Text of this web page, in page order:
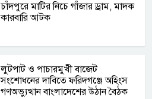
চাঁদপুরে মাটির নিচে গাঁজার ড্রাম, মাদক
কারবারি আটক
লুটপাট ও পাচারমুখী বাজেট
সংশোধনের দাবিতে ফরিদগঞ্জে অহিংস
গণঅভ্যুত্থান বাংলাদেশের উঠান বৈঠক